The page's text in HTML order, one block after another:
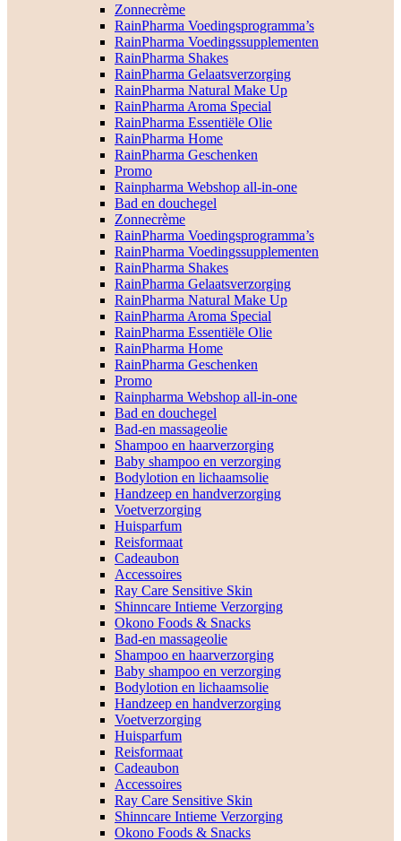
Zonnecrème
RainPharma Voedingsprogramma’s
RainPharma Voedingssupplementen
RainPharma Shakes
RainPharma Gelaatsverzorging
RainPharma Natural Make Up
RainPharma Aroma Special
RainPharma Essentiële Olie
RainPharma Home
RainPharma Geschenken
Promo
Rainpharma Webshop all-in-one
Bad en douchegel
Zonnecrème
RainPharma Voedingsprogramma’s
RainPharma Voedingssupplementen
RainPharma Shakes
RainPharma Gelaatsverzorging
RainPharma Natural Make Up
RainPharma Aroma Special
RainPharma Essentiële Olie
RainPharma Home
RainPharma Geschenken
Promo
Rainpharma Webshop all-in-one
Bad en douchegel
Bad-en massageolie
Shampoo en haarverzorging
Baby shampoo en verzorging
Bodylotion en lichaamsolie
Handzeep en handverzorging
Voetverzorging
Huisparfum
Reisformaat
Cadeaubon
Accessoires
Ray Care Sensitive Skin
Shinncare Intieme Verzorging
Okono Foods & Snacks
Bad-en massageolie
Shampoo en haarverzorging
Baby shampoo en verzorging
Bodylotion en lichaamsolie
Handzeep en handverzorging
Voetverzorging
Huisparfum
Reisformaat
Cadeaubon
Accessoires
Ray Care Sensitive Skin
Shinncare Intieme Verzorging
Okono Foods & Snacks